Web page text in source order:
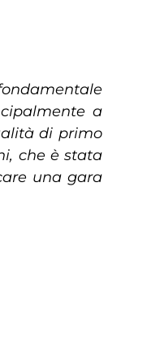
a
di primo
che è stata
una gara